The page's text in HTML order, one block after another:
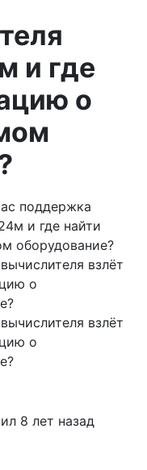
и где
о
поддержка
и где найти
оборудование?
взлёт
о
взлёт
о
8 лет назад